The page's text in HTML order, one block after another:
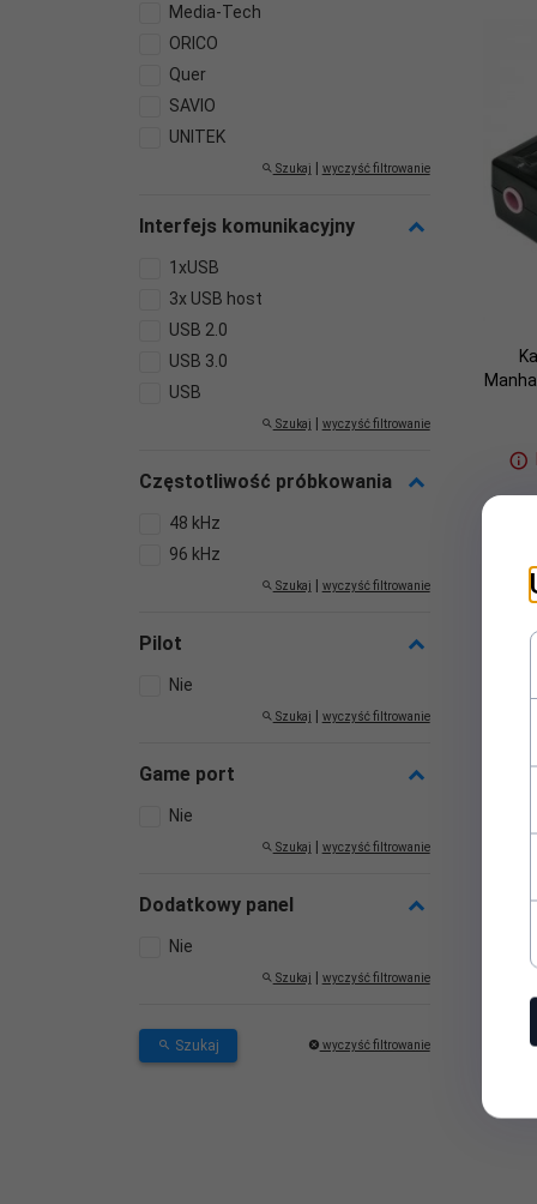
Media-Tech
ORICO
Quer
SAVIO
UNITEK
Szukaj wyczyść filtrowanie
Interfejs komunikacyjny
1xUSB
3x USB host
USB 2.0
USB 3.0
USB
Szukaj wyczyść filtrowanie
Częstotliwość próbkowania
48 kHz
96 kHz
Szukaj wyczyść filtrowanie
Pilot
Nie
Szukaj wyczyść filtrowanie
Game port
Nie
Szukaj wyczyść filtrowanie
Dodatkowy panel
Nie
Szukaj wyczyść filtrowanie
Szukaj wyczyść filtrowanie